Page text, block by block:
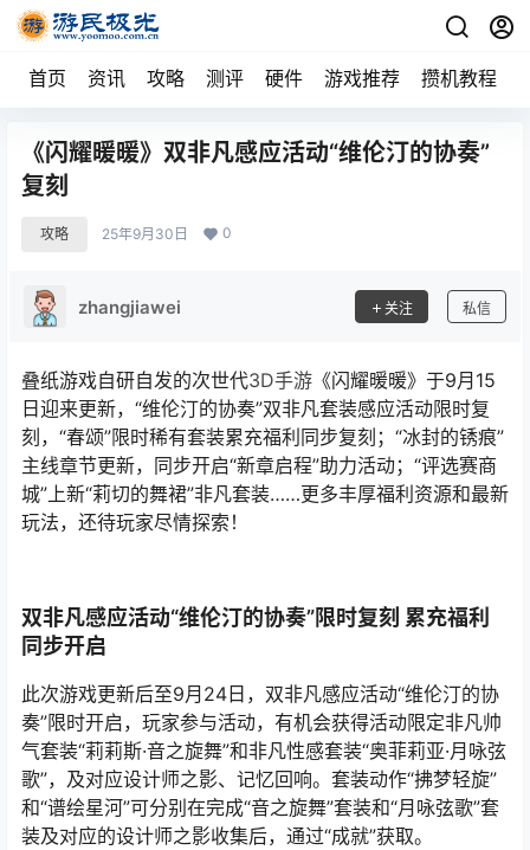
首页 资讯 攻略 测评 硬件 游戏推荐 攒机教程
《闪耀暖暖》双非凡感应活动“维伦汀的协奏”
复刻
攻略 25年9月30日 0
zhangjiawei 关注 私信
叠纸游戏自研自发的次世代3D手游 《闪耀暖暖》于9月15
日迎来更新，“维伦汀的协奏”双非凡套装感应活动限时复
刻，“春颂”限时稀有套装累充福利同步复刻；“冰封的锈痕”
主线章节更新，同步开启“新章启程”助力活动；“评选赛商
城”上新“莉切的舞裙”非凡套装……更多丰厚福利资源和最新
玩法，还待玩家尽情探索！
双非凡感应活动“维伦汀的协奏”限时复刻 累充福利
同步开启
此次游戏更新后至9月24日，双非凡感应活动“维伦汀的协
奏”限时开启，玩家参与活动，有机会获得活动限定非凡帅
气套装“莉莉斯·音之旋舞”和非凡性感套装“奥菲莉亚·月咏弦
歌”，及对应设计师之影、记忆回响。套装动作“拂梦轻旋”
和“谱绘星河”可分别在完成“音之旋舞”套装和“月咏弦歌”套
装及对应的设计师之影收集后，通过“成就”获取。